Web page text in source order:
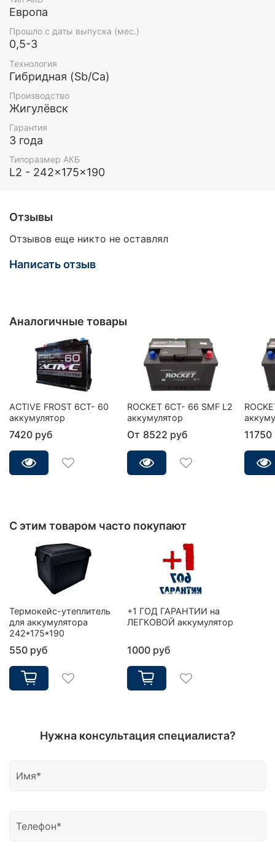
Европа
Прошло с даты выпуска (мес.)
0,5-3
Технология
Гибридная (Sb/Ca)
Производство
Жигулёвск
Гарантия
3 года
Типоразмер АКБ
L2 - 242x175x190
Отзывы
Отзывов еще никто не оставлял
Написать отзыв
Аналогичные товары
ACTIVE FROST 6СТ- 60
аккумулятор
7420 руб
ROCKET 6CT- 66 SMF L2
аккумулятор
От 8522 руб
С этим товаром часто покупают
Термокейс-утеплитель
для аккумулятора
242*175*190
550 руб
+1 ГОД ГАРАНТИИ на
ЛЕГКОВОЙ аккумулятор
1000 руб
Нужна консультация специалиста?